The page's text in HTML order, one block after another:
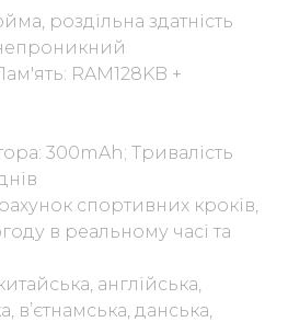
роздільна здатність
RAM128KB +
300mAh; Тривалість
спортивних кроків,
в реальному часі та
англійська,
в’єтнамська, данська,